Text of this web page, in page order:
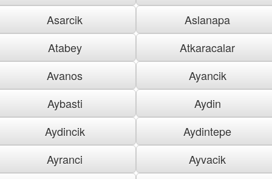
Asarcik
Aslanapa
Atabey
Atkaracalar
Avanos
Ayancik
Aybasti
Aydin
Aydincik
Aydintepe
Ayranci
Ayvacik